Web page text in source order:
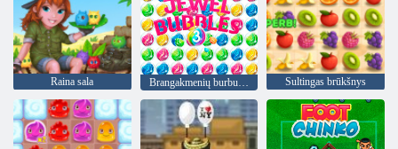
Raina sala Brangakmenių burbuliukai 3 Sultingas brūkšnys